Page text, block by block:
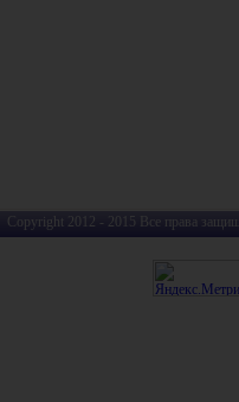
Copyright 2012 - 2015 Все права